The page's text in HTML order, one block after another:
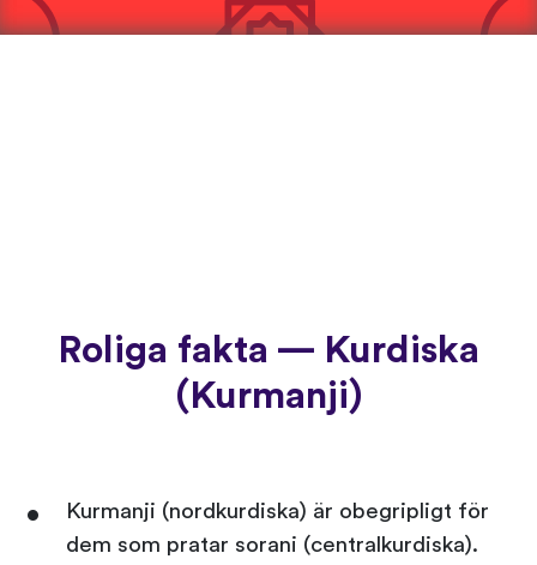
Roliga fakta — Kurdiska
(Kurmanji)
Kurmanji (nordkurdiska) är obegripligt för
dem som pratar sorani (centralkurdiska).